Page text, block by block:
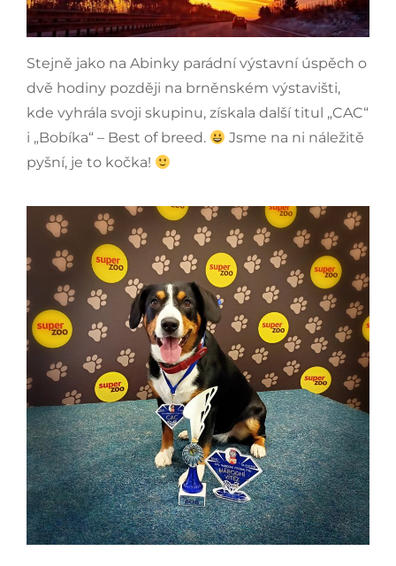
Stejně jako na Abinky parádní výstavní úspěch o
dvě hodiny později na brněnském výstavišti,
kde vyhrála svoji skupinu, získala další titul „CAC“
i „Bobíka“ – Best of breed.
Jsme na ni náležitě
pyšní, je to kočka!